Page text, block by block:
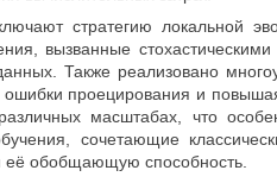
стратегию локальной
вызванные
Также реализовано
проецирования и
масштабах, что
сочетающие
её обобщающую способность.